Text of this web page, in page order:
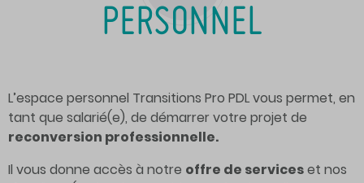
PERSONNEL
L’espace personnel Transitions Pro PDL vous permet, en
tant que salarié(e), de démarrer votre projet de
reconversion professionnelle.
Il vous donne accès à notre offre de serviceset nos